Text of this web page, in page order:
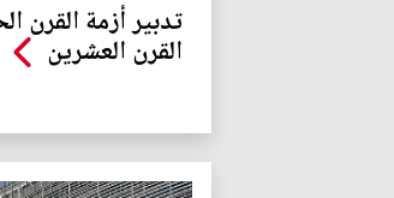
تدبير أزمة القرن
القرن العشرين